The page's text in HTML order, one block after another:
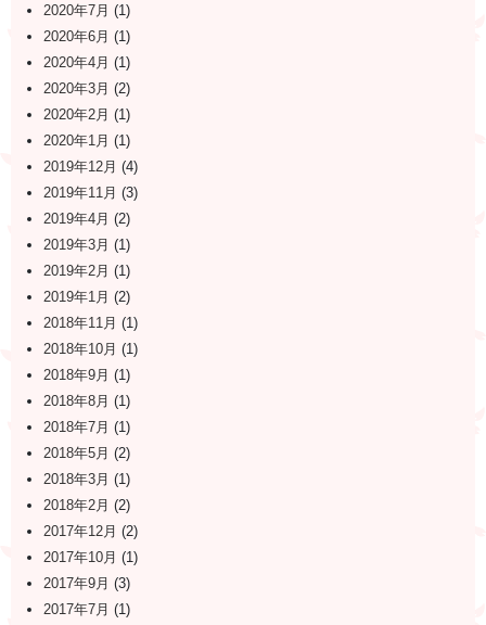
2020年7月 (1)
2020年6月 (1)
2020年4月 (1)
2020年3月 (2)
2020年2月 (1)
2020年1月 (1)
2019年12月 (4)
2019年11月 (3)
2019年4月 (2)
2019年3月 (1)
2019年2月 (1)
2019年1月 (2)
2018年11月 (1)
2018年10月 (1)
2018年9月 (1)
2018年8月 (1)
2018年7月 (1)
2018年5月 (2)
2018年3月 (1)
2018年2月 (2)
2017年12月 (2)
2017年10月 (1)
2017年9月 (3)
2017年7月 (1)